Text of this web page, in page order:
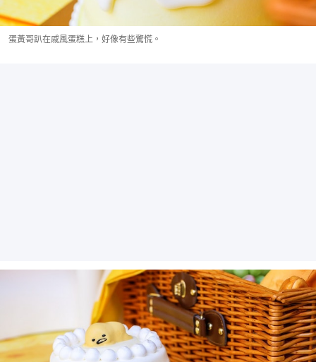
蛋黃哥趴在戚風蛋糕上，好像有些驚慌。